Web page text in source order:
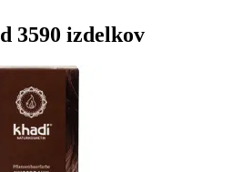
3590 izdelkov